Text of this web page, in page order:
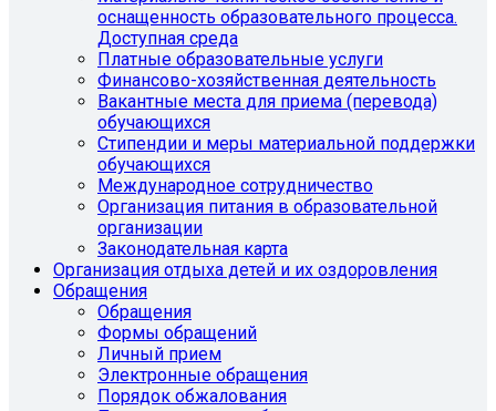
оснащенность образовательного процесса.
Доступная среда
Платные образовательные услуги
Финансово-хозяйственная деятельность
Вакантные места для приема (перевода)
обучающихся
Стипендии и меры материальной поддержки
обучающихся
Международное сотрудничество
Организация питания в образовательной
организации
Законодательная карта
Организация отдыха детей и их оздоровления
Обращения
Обращения
Формы обращений
Личный прием
Электронные обращения
Порядок обжалования